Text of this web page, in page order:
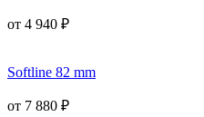
от 4 940 ₽
Softline 82 mm
от 7 880 ₽